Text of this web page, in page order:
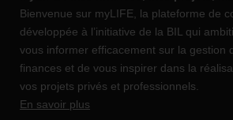
Bienvenue sur myLIFE, la plateforme de
développée à l’initiative de la BIL qui
vous informer efficacement sur la gestion
finances et de vous inspirer dans la
vos projets privés et professionnels.
En savoir plus